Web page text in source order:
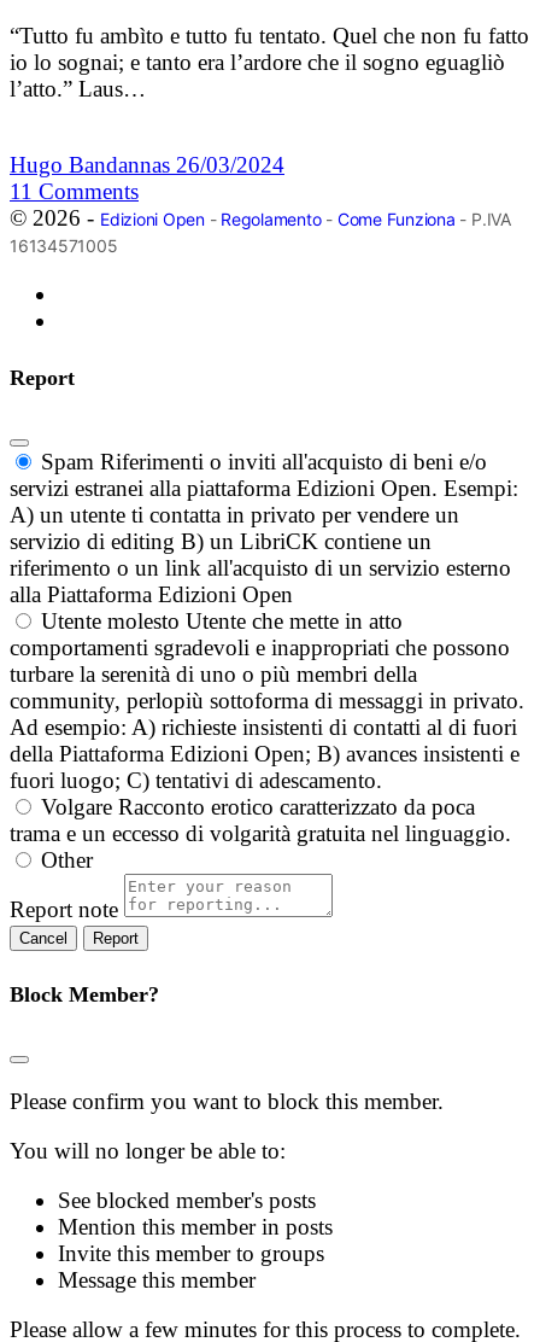
“Tutto fu ambìto e tutto fu tentato. Quel che non fu fatto
io lo sognai; e tanto era l’ardore che il sogno eguagliò
l’atto.” Laus…
Hugo Bandannas 26/03/2024
11 Comments
© 2026 - Edizioni Open- Regolamento- Come Funziona - P.IVA
16134571005
Report
Spam Riferimenti o inviti all'acquisto di beni e/o
servizi estranei alla piattaforma Edizioni Open. Esempi:
A) un utente ti contatta in privato per vendere un
servizio di editing B) un LibriCK contiene un
riferimento o un link all'acquisto di un servizio esterno
alla Piattaforma Edizioni Open
Utente molesto Utente che mette in atto
comportamenti sgradevoli e inappropriati che possono
turbare la serenità di uno o più membri della
community, perlopiù sottoforma di messaggi in privato.
Ad esempio: A) richieste insistenti di contatti al di fuori
della Piattaforma Edizioni Open; B) avances insistenti e
fuori luogo; C) tentativi di adescamento.
Volgare Racconto erotico caratterizzato da poca
trama e un eccesso di volgarità gratuita nel linguaggio.
Other
Report note
Report
Block Member?
Please confirm you want to block this member.
You will no longer be able to:
See blocked member's posts
Mention this member in posts
Invite this member to groups
Message this member
Please allow a few minutes for this process to complete.